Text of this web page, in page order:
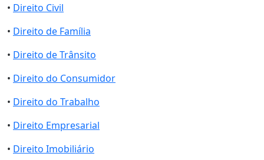
• Direito Civil
• Direito de Família
• Direito de Trânsito
• Direito do Consumidor
• Direito do Trabalho
• Direito Empresarial
• Direito Imobiliário